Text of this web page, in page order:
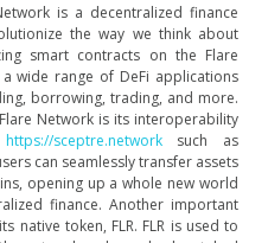
is a decentralized finance
the way we think about
smart contracts on the Flare
wide range of DeFi applications
borrowing, trading, and more.
Network is its interoperability
https://sceptre.networksuch as
can seamlessly transfer assets
opening up a whole new world
finance. Another important
native token, FLR. FLR is used to